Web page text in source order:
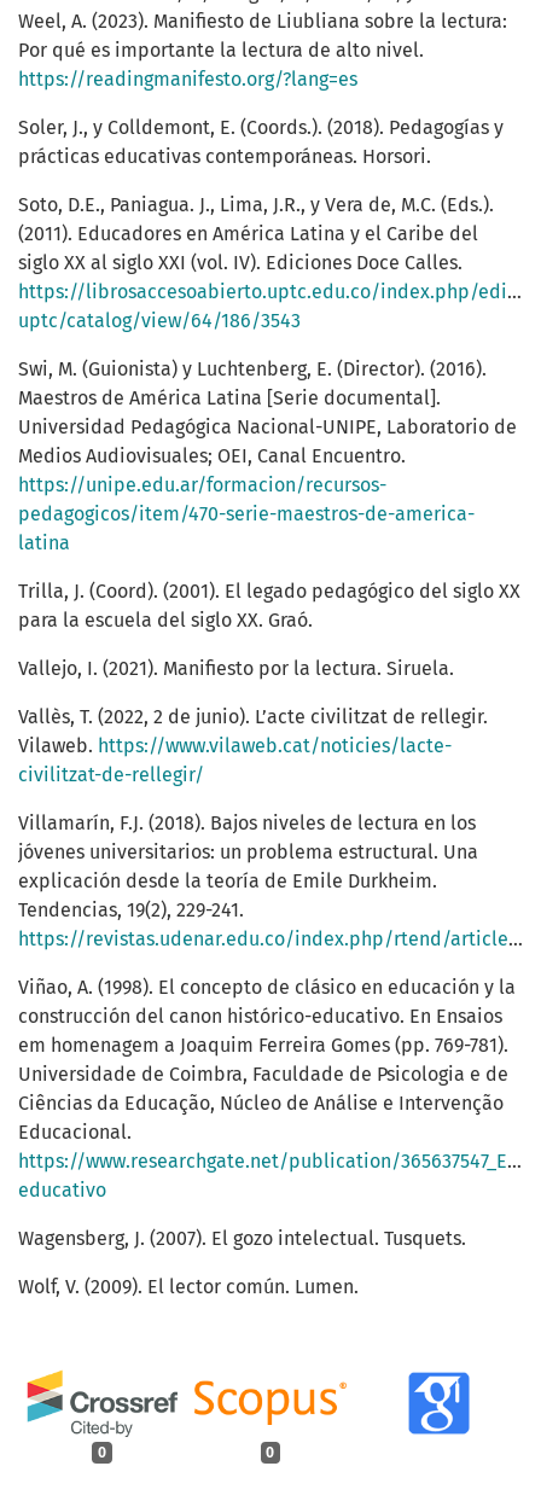
0 0
Weel, A. (2023). Manifiesto de Liubliana sobre la lectura:
Por qué es importante la lectura de alto nivel.
https://readingmanifesto.org/?lang=es
Soler, J., y Colldemont, E. (Coords.). (2018). Pedagogías y
prácticas educativas contemporáneas. Horsori.
Soto, D.E., Paniagua. J., Lima, J.R., y Vera de, M.C. (Eds.).
(2011). Educadores en América Latina y el Caribe del
siglo XX al siglo XXI (vol. IV). Ediciones Doce Calles.
https://librosaccesoabierto.uptc.edu.co/index.php/
uptc/catalog/view/64/186/3543
Swi, M. (Guionista) y Luchtenberg, E. (Director). (2016).
Maestros de América Latina [Serie documental].
Universidad Pedagógica Nacional-UNIPE, Laboratorio de
Medios Audiovisuales; OEI, Canal Encuentro.
https://unipe.edu.ar/formacion/recursos-
pedagogicos/item/470-serie-maestros-de-america-
latina
Trilla, J. (Coord). (2001). El legado pedagógico del siglo XX
para la escuela del siglo XX. Graó.
Vallejo, I. (2021). Manifiesto por la lectura. Siruela.
Vallès, T. (2022, 2 de junio). L’acte civilitzat de rellegir.
Vilaweb. https://www.vilaweb.cat/noticies/lacte-
civilitzat-de-rellegir/
Villamarín, F.J. (2018). Bajos niveles de lectura en los
jóvenes universitarios: un problema estructural. Una
explicación desde la teoría de Emile Durkheim.
Tendencias, 19(2), 229-241.
https://revistas.udenar.edu.co/index.php/rtend/article/view/4293
Viñao, A. (1998). El concepto de clásico en educación y la
construcción del canon histórico-educativo. En Ensaios
em homenagem a Joaquim Ferreira Gomes (pp. 769-781).
Universidade de Coimbra, Faculdade de Psicologia e de
Ciências da Educação, Núcleo de Análise e Intervenção
Educacional.
https://www.researchgate.net/publication/
educativo
Wagensberg, J. (2007). El gozo intelectual. Tusquets.
Wolf, V. (2009). El lector común. Lumen.